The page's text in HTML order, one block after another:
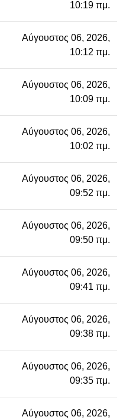
10:19 πμ.
Αύγουστος 06, 2026,
10:12 πμ.
Αύγουστος 06, 2026,
10:09 πμ.
Αύγουστος 06, 2026,
10:02 πμ.
Αύγουστος 06, 2026,
09:52 πμ.
Αύγουστος 06, 2026,
09:50 πμ.
Αύγουστος 06, 2026,
09:41 πμ.
Αύγουστος 06, 2026,
09:38 πμ.
Αύγουστος 06, 2026,
09:35 πμ.
Αύγουστος 06, 2026,